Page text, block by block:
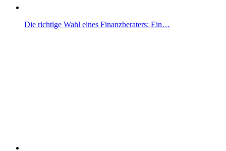
Die richtige Wahl eines Finanzberaters: Ein…